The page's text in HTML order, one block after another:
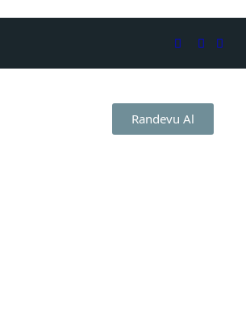
Randevu Al